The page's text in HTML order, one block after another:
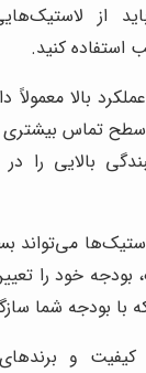
از
کنید.
بالا
تماس بیشتری
بالایی را
می‌تواند
بودجه خود را
با بودجه شما
و